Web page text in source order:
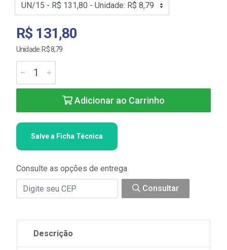
R$ 131,80
Unidade: R$ 8,79
Adicionar ao Carrinho
Salve a Ficha Técnica
Consulte as opções de entrega
Consultar
Descrição